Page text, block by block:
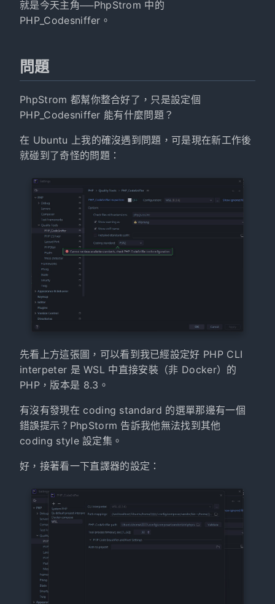
就是今天主角──PhpStrom 中的
PHP_Codesniffer。
問題
PhpStrom 都幫你整合好了，只是設定個
PHP_Codesniffer 能有什麼問題？
在 Ubuntu 上我的確沒遇到問題，可是現在新工作後
就碰到了奇怪的問題：
先看上方這張圖，可以看到我已經設定好 PHP CLI
interpeter 是 WSL 中直接安裝（非 Docker）的
PHP，版本是 8.3。
有沒有發現在 coding standard 的選單那邊有一個
錯誤提示？PhpStorm 告訴我他無法找到其他
coding style 設定集。
好，接著看一下直譯器的設定：